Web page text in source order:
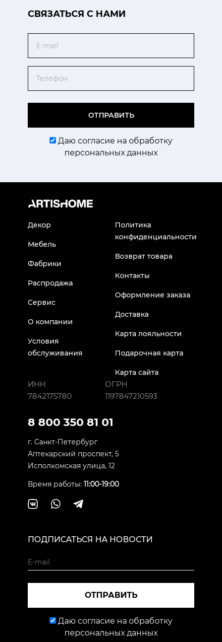
CВЯЗАТЬСЯ С НАМИ
ОТПРАВИТЬ
Даю согласие на обработку
персональных данных
Декор
Мебель
Фабрики
Распродажа
Сервис
О компании
Условия
обслуживания
Политика
конфиденциальности
Возврат товара
Контакты
Оформление заказа
Доставка
Карта лояльности
Подарочная карта
Карта сайта
ИНН
7842175780
ОГРН
1197847210593
8 800 350 81 01
г. Санкт-Петербург
Аптекарский проспект, 5
Исполкомская улица, 12
Время работы: 11:00-19:00
ПОДПИСАТЬСЯ НА НОВОСТИ
ОТПРАВИТЬ
Даю согласие на обработку
персональных данных